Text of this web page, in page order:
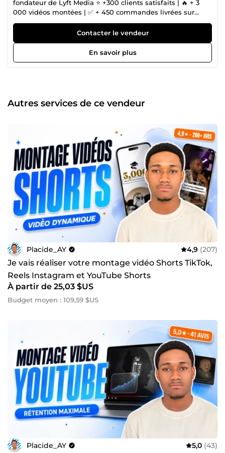
fondateur de Lyft Media ⭐ +300 clients satisfaits | 🔥 + 3
000 vidéos montées | ✅ + 450 commandes livrées sur
ComeUp | ✨ 99 % d'avis positifs | Depuis plus de 4 ans,
j'aide des entrepreneurs, infopreneurs et créateurs de
contenu à faire décoller leurs vues et leurs conversions
grâce à des montages pensés pour la rétention : Shorts
TikTok/Reels, vidéos YouTube, publicités ADS, VSL et
✅ Montage premium optimisé rétention et conversion ⚡
Livraison rapide grâce à une équipe dédiée 📞 Disponible
250k et près d'1M d'abonnés nous font confiance 👉
Cliquez sur « Me contacter » : décrivez-moi votre projet et
je vous réponds avec une proposition concrète.
Contacter le vendeur
En savoir plus
Autres services de ce vendeur
Placide_AY 4,9 (207)
Je vais réaliser votre montage vidéo Shorts TikTok,
Reels Instagram et YouTube Shorts
À partir de 25,03 $US
Budget moyen : 109,59 $US
Placide_AY 5,0 (43)